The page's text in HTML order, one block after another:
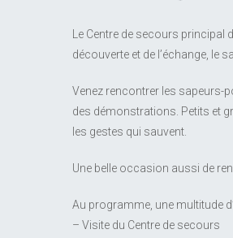
Le Centre de secours
découverte et de l’échange, le
Venez rencontrer les sapeurs-
des démonstrations. Petits et
les gestes qui sauvent.
Une belle occasion aussi de
Au programme, une multitude
– Visite du Centre de secours